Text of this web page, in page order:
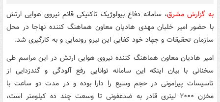
به گزارش مشرق، سامانه دفاع بیولوژیک تاکتیکی قائم نیروی هوایی ارتش
با حضور امیر خلبان مهدی هادیان معاون هماهنگ کننده نهاجا در محل
سازمان تحقیقات و جهاد خود کفایی این نیرو رونمایی و به کارگیری شد.‌
امیر هادیان معاون هماهنگ کننده نیروی هوایی ارتش در این مراسم طی
سخنانی با بیان اینکه این سامانه توانایی رفع آلودگی و گندزدایی از
تاسیسات پیرامونی در حجم وسیع را دارا بوده و در مدت دو ساعت با
مخزن
لیتری قادر به ضدعفونی تا وسعت چند ده کیلومتر است،